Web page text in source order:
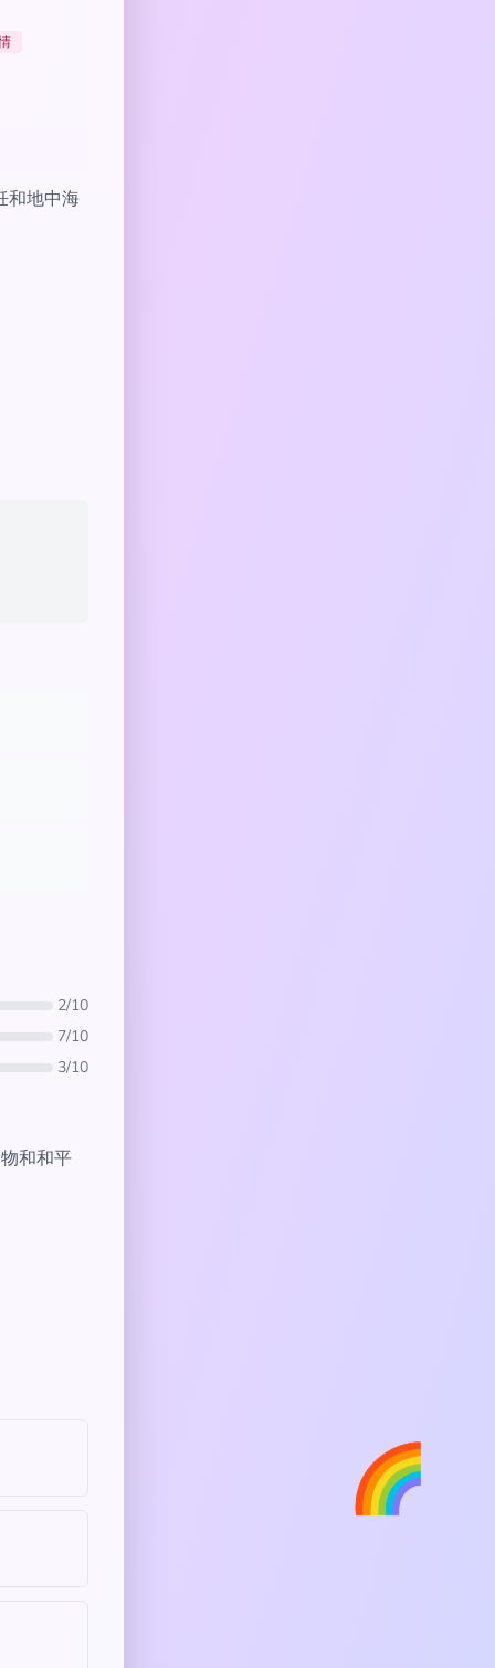
🌈
和地中海
2/10
7/10
3/10
和和平